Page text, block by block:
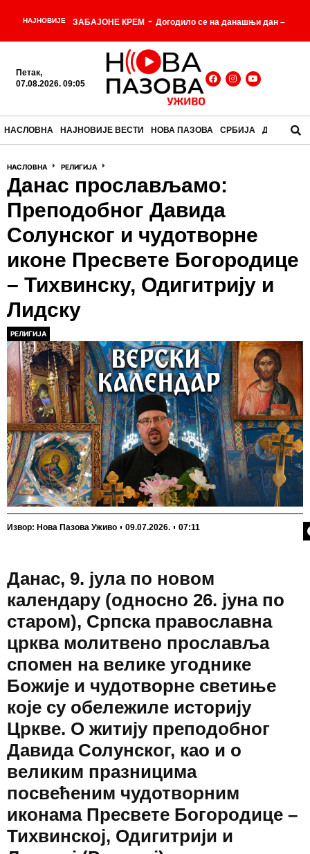
НАЈНОВИЈЕ ЗАБАЈОНЕ КРЕМ - Догодило се на данашњи дан –
7. август У Србији данас топло, температуре до 37
степени - Акција добровољног давања крви у
данас готово нико не примећује?
чаја је настала јер је неко погрешно разумео узорак
-
Петак,
07.08.2026. 09:05
НАСЛОВНА НАЈНОВИЈЕ ВЕСТИ НОВА ПАЗОВА СРБИЈА ДРУШТВО
НАСЛОВНА РЕЛИГИЈА
Данас прослављамо:
Преподобног Давида
Солунског и чудотворне
иконе Пресвете Богородице
– Тихвинску, Одигитрију и
Лидску
РЕЛИГИЈА
Извор: Нова Пазова Уживо 09.07.2026. 07:11
Данас, 9. јула по новом
календару (односно 26. јуна по
старом), Српска православна
црква молитвено прославља
спомен на велике угоднике
Божије и чудотворне светиње
које су обележиле историју
Цркве. О житију преподобног
Давида Солунског, као и о
великим празницима
посвећеним чудотворним
иконама Пресвете Богородице –
Тихвинској, Одигитрији и